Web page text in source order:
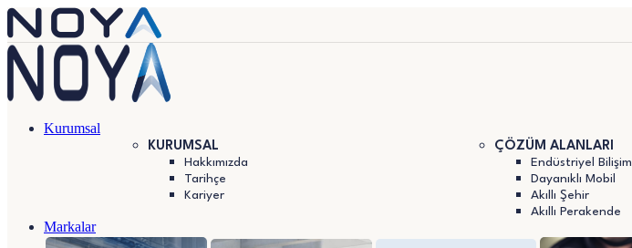
Kurumsal
KURUMSAL
Hakkımızda
Tarihçe
Kariyer
ÇÖZÜM ALANLARI
Endüstriyel Bilişim
Dayanıklı Mobil
Akıllı Şehir
Akıllı Perakende
Markalar